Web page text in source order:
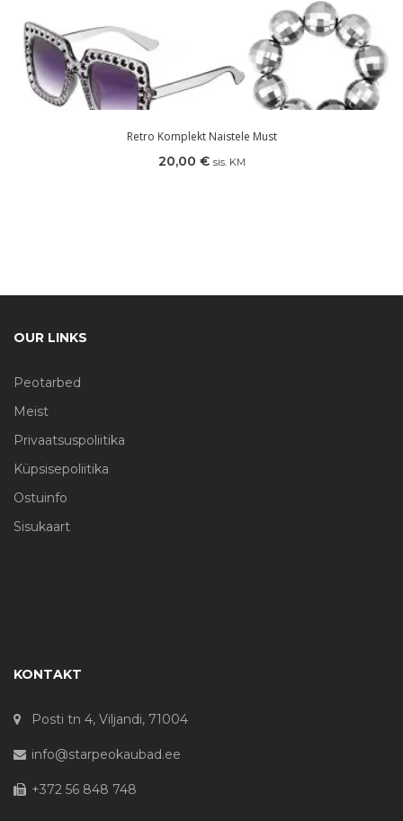
Retro Komplekt Naistele Must
20,00 € sis. KM
OUR LINKS
Peotarbed
Meist
Privaatsuspoliitika
Küpsisepoliitika
Ostuinfo
Sisukaart
KONTAKT
Posti tn 4, Viljandi, 71004
info@starpeokaubad.ee
+372 56 848 748